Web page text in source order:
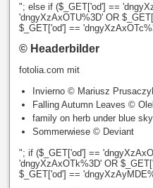
"; else if ($_GET['od'] ==
'dngyXzAxOTU%3D' OR
$_GET['od'] ==
© Headerbilder
fotolia.com mit
Invierno © Mariusz
Falling Autumn Leaves ©
family on herb under blue
Sommerwiese © Deviant
"; if ($_GET['od'] ==
'dngyXzAxOTk%3D' OR
$_GET['od'] ==